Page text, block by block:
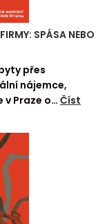
SPÁSA NEBO
přes
nájemce,
v Praze o… Číst